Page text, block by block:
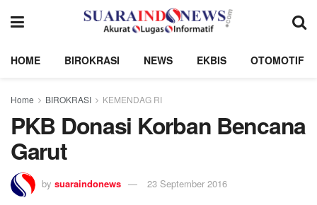
HOME BIROKRASI NEWS EKBIS OTOMOTIF
Home BIROKRASI KEMENDAG RI
PKB Donasi Korban Bencana
Garut
by suaraindonews 23 September 2016